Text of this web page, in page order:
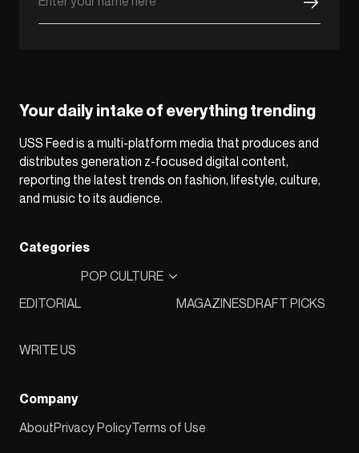
Your daily intake of everything trending
USS Feed is a multi-platform media that produces and
distributes generation z-focused digital content,
reporting the latest trends on fashion, lifestyle, culture,
and music to its audience.
Categories
EDITORIAL
POP CULTURE
MAGAZINESDRAFT PICKS
WRITE US
Company
AboutPrivacy PolicyTerms of Use